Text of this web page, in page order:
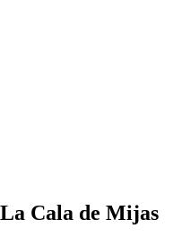
Cala de Mijas